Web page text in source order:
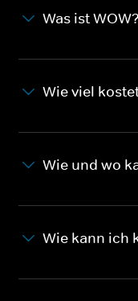
Was ist WOW?
Wie viel
Wie und wo
Wie kann ich